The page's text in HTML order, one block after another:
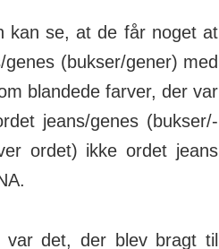
kan se, at de får noget at
(bukser/­gener) med
blan­dede farver, der var
jeans/­genes (bukser/­
ordet) ikke ordet jeans
det, der blev bragt til